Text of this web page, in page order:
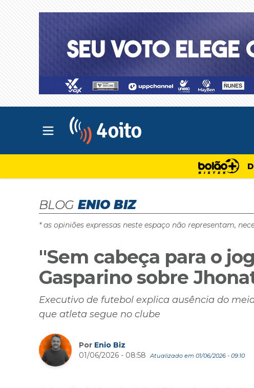
Abrir menu principal
BLOG ENIO BIZ
* as opiniões expressas neste espaço não representam,
"Sem cabeça para o
Gasparino sobre
Executivo de futebol explica ausência do
que atleta segue no clube
Por Enio Biz
01/06/2026 - 08:58
Atualizado em 01/06/2026 - 09:10